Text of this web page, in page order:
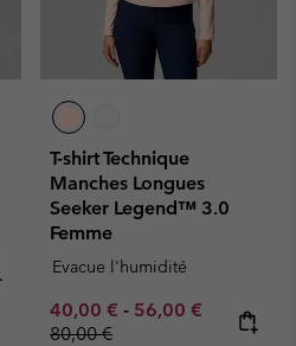
price:
price:
T-shirt Technique
Manches Longues
Seeker Legend™ 3.0
Femme
Evacue l'humidité
Minimum sale price:
40,00 € - Maximum sale
56,00 € Regular
80,00 €